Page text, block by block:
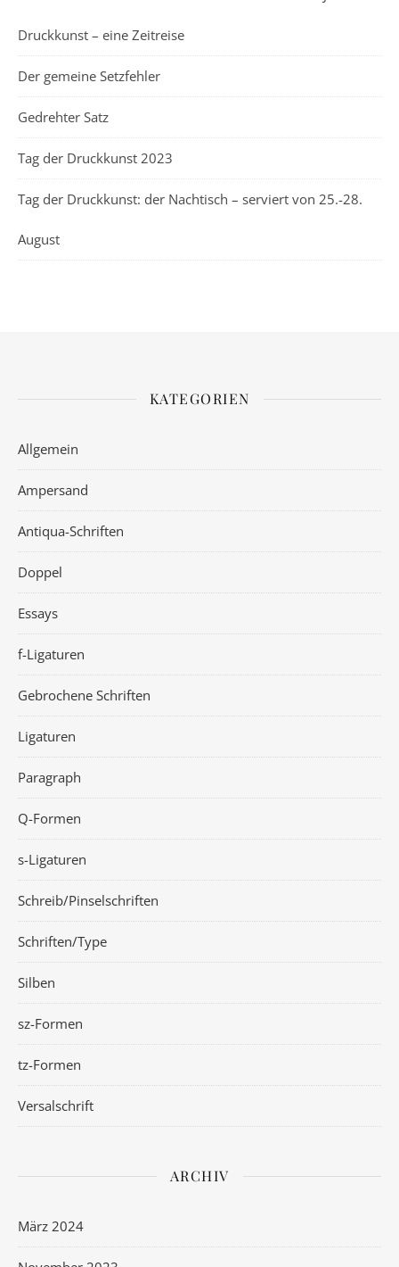
Druckkunst – eine Zeitreise
Der gemeine Setzfehler
Gedrehter Satz
Tag der Druckkunst 2023
Tag der Druckkunst: der Nachtisch – serviert von 25.-28.
August
KATEGORIEN
Allgemein
Ampersand
Antiqua-Schriften
Doppel
Essays
f-Ligaturen
Gebrochene Schriften
Ligaturen
Paragraph
Q-Formen
s-Ligaturen
Schreib/Pinselschriften
Schriften/Type
Silben
sz-Formen
tz-Formen
Versalschrift
ARCHIV
März 2024